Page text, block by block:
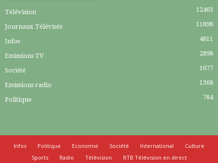
Télévision 12463
Journaux Télévisés 11898
Infos 4811
Emissions TV 2898
Société 1677
Emissions radio 1368
Politique 784
Infos Politique Economie Société International
Culture
Sports
Radio Télévision RTB Télévision en direct